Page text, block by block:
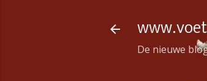
De nieuwe